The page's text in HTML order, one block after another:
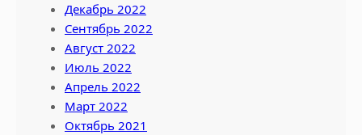
Декабрь 2022
Сентябрь 2022
Август 2022
Июль 2022
Апрель 2022
Март 2022
Октябрь 2021